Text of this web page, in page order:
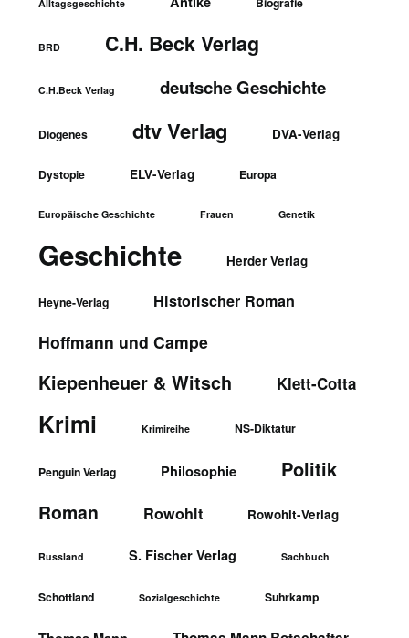
Alltagsgeschichte
BRD C.H. Beck Verlag
C.H.Beck Verlag deutsche Geschichte
Diogenes dtv Verlag DVA-Verlag
Dystopie ELV-Verlag Europa
Europäische Geschichte Frauen Genetik
Geschichte Herder Verlag
Heyne-Verlag Historischer Roman
Hoffmann und Campe
Kiepenheuer & Witsch Klett-Cotta
Krimi Krimireihe NS-Diktatur
Penguin Verlag Philosophie Politik
Roman Rowohlt Rowohlt-Verlag
Russland S. Fischer Verlag Sachbuch
Schottland Sozialgeschichte Suhrkamp